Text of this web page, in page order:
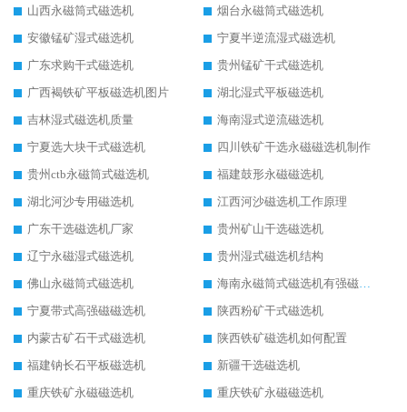
山西永磁筒式磁选机
烟台永磁筒式磁选机
安徽锰矿湿式磁选机
宁夏半逆流湿式磁选机
广东求购干式磁选机
贵州锰矿干式磁选机
广西褐铁矿平板磁选机图片
湖北湿式平板磁选机
吉林湿式磁选机质量
海南湿式逆流磁选机
宁夏选大块干式磁选机
四川铁矿干选永磁磁选机制作
贵州ctb永磁筒式磁选机
福建鼓形永磁磁选机
湖北河沙专用磁选机
江西河沙磁选机工作原理
广东干选磁选机厂家
贵州矿山干选磁选机
辽宁永磁湿式磁选机
贵州湿式磁选机结构
佛山永磁筒式磁选机
海南永磁筒式磁选机有强磁的吗
宁夏带式高强磁磁选机
陕西粉矿干式磁选机
内蒙古矿石干式磁选机
陕西铁矿磁选机如何配置
福建钠长石平板磁选机
新疆干选磁选机
重庆铁矿永磁磁选机
重庆铁矿永磁磁选机